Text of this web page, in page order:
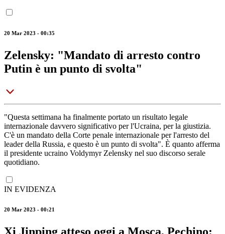
20 Mar 2023 - 00:35
Zelensky: "Mandato di arresto contro
Putin è un punto di svolta"
"Questa settimana ha finalmente portato un risultato legale
internazionale davvero significativo per l'Ucraina, per la giustizia.
C'è un mandato della Corte penale internazionale per l'arresto del
leader della Russia, e questo è un punto di svolta". È quanto afferma
il presidente ucraino Voldymyr Zelensky nel suo discorso serale
quotidiano.
IN EVIDENZA
20 Mar 2023 - 00:21